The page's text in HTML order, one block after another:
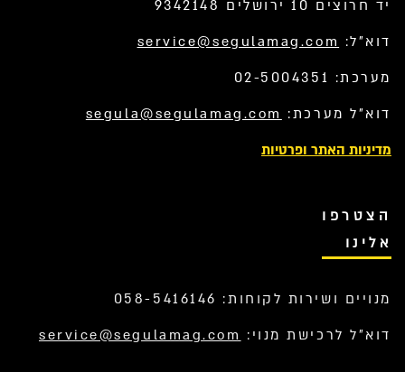
יד חרוצים 10 ירושלים 9342148
דוא”ל: service@segulamag.com
מערכת: 02-5004351
דוא”ל מערכת: segula@segulamag.com
מדיניות האתר ופרטיות
הצטרפו
אלינו
מנויים ושירות לקוחות: 058-5416146
דוא”ל לרכישת מנוי: service@segulamag.com